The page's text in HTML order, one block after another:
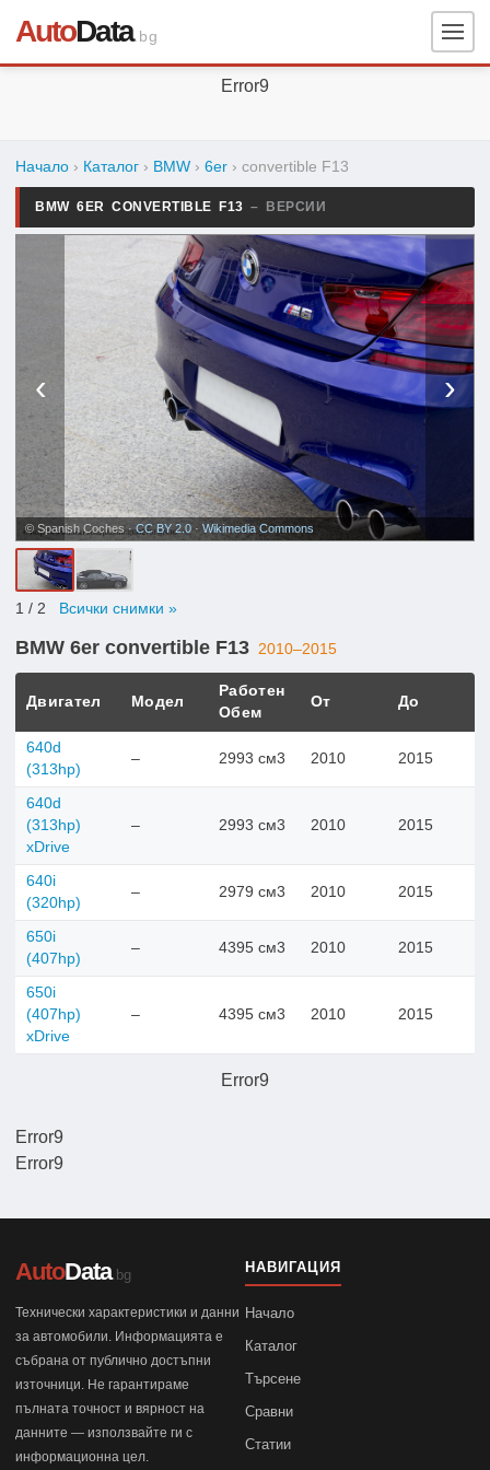
AutoData.bg
Error9
Error9
Начало › Каталог › BMW › 6er › convertible F13
BMW 6ER CONVERTIBLE F13 – ВЕРСИИ
‹ ›
© Spanish Coches ·CC BY 2.0 · Wikimedia Commons
1 / 2 Всички снимки »
BMW 6er convertible F13 2010–2015
Двигател Модел
Работен
Обем
От До
640d
(313hp)
– 2993 см3 2010 2015
640d
(313hp)
xDrive
– 2993 см3 2010 2015
640i
(320hp)
– 2979 см3 2010 2015
650i
(407hp)
– 4395 см3 2010 2015
650i
(407hp)
xDrive
– 4395 см3 2010 2015
Error9
Error9
AutoData.bg
Технически характеристики и данни
за автомобили. Информацията е
събрана от публично достъпни
източници. Не гарантираме
пълната точност и вярност на
данните — използвайте ги с
информационна цел.
НАВИГАЦИЯ
Начало
Каталог
Търсене
Сравни
Статии